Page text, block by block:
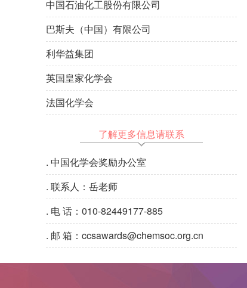
中国石油化工股份有限公司
巴斯夫（中国）有限公司
利华益集团
英国皇家化学会
法国化学会
了解更多信息请联系
. 中国化学会奖励办公室
. 联系人：岳老师
. 电 话：010-82449177-885
. 邮 箱：ccsawards@chemsoc.org.cn